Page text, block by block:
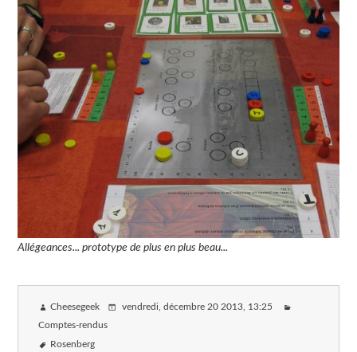
Allégeances... prototype de plus en plus beau...
Cheesegeek vendredi, décembre 20 2013, 13:25
Comptes-rendus
Rosenberg